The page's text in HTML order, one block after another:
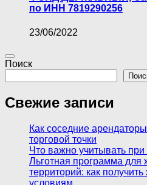
по ИНН 7819290256
23/06/2022
Поиск
Свежие записи
Как соседние
торговой точки
Что важно учитывать при
Льготная программа для
территорий: как
условиям